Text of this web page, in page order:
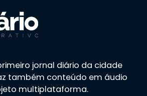
jornal diário da cidade
também conteúdo em áudio
multiplataforma.